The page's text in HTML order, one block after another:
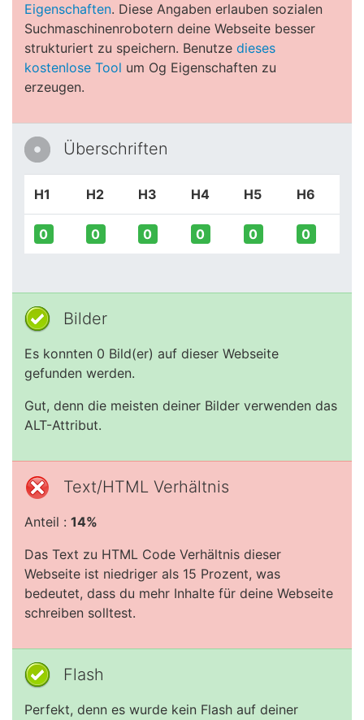
Eigenschaften. Diese Angaben erlauben sozialen
Suchmaschinenrobotern deine Webseite besser
strukturiert zu speichern. Benutze dieses
kostenlose Tool um Og Eigenschaften zu
erzeugen.
Überschriften
H1 H2 H3 H4 H5 H6
0 0 0 0 0 0
Bilder
Es konnten 0 Bild(er) auf dieser Webseite
gefunden werden.
Gut, denn die meisten deiner Bilder verwenden das
ALT-Attribut.
Text/HTML Verhältnis
Anteil : 14%
Das Text zu HTML Code Verhältnis dieser
Webseite ist niedriger als 15 Prozent, was
bedeutet, dass du mehr Inhalte für deine Webseite
schreiben solltest.
Flash
Perfekt, denn es wurde kein Flash auf deiner